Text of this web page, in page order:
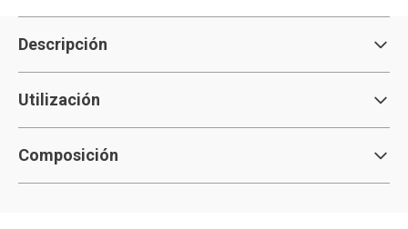
Descripción
Utilización
Composición